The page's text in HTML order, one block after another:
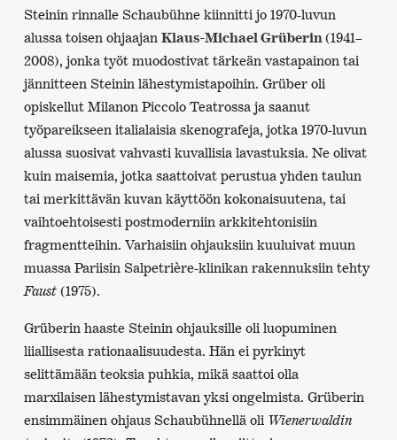
Steinin rinnalle Schaubühne kiinnitti jo 1970-luvun
alussa toisen ohjaajan Klaus-Michael Grüberin (1941–
2008), jonka työt muodostivat tärkeän vastapainon tai
jännitteen Steinin lähestymistapoihin. Grüber oli
opiskellut Milanon Piccolo Teatrossa ja saanut
työpareikseen italialaisia skenografeja, jotka 1970-luvun
alussa suosivat vahvasti kuvallisia lavastuksia. Ne olivat
kuin maisemia, jotka saattoivat perustua yhden taulun
tai merkittävän kuvan käyttöön kokonaisuutena, tai
vaihtoehtoisesti postmoderniin arkkitehtonisiin
fragmentteihin. Varhaisiin ohjauksiin kuuluivat muun
muassa Pariisin Salpetrière-klinikan rakennuksiin tehty
Faust(1975).
Grüberin haaste Steinin ohjauksille oli luopuminen
liiallisesta rationaalisuudesta. Hän ei pyrkinyt
selittämään teoksia puhkia, mikä saattoi olla
marxilaisen lähestymistavan yksi ongelmista. Grüberin
ensimmäinen ohjaus Schaubühnellä oli Wienerwaldin